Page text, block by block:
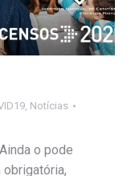
, Notícias
o pode